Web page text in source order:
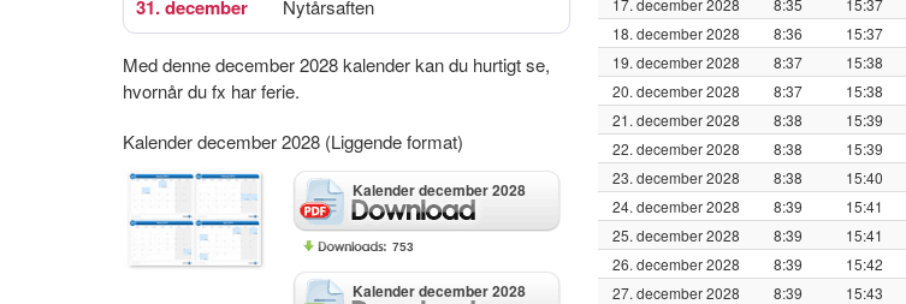
31. december Nytårsaften
Med denne december 2028 kalender kan du hurtigt se,
hvornår du fx har ferie.
Kalender december 2028 (Liggende format)
Kalender december 2028
753
Kalender december 2028
17. december 2028
8:35 15:37
18. december 2028
8:36 15:37
19. december 2028
8:37 15:38
20. december 2028
8:37 15:38
21. december 2028
8:38 15:39
22. december 2028
8:38 15:39
23. december 2028
8:38 15:40
24. december 2028
8:39 15:41
25. december 2028
8:39 15:41
26. december 2028
8:39 15:42
27. december 2028
8:39 15:43